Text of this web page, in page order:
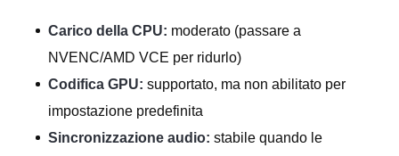
Carico della CPU: moderato (passare a
NVENC/AMD VCE per ridurlo)
Codifica GPU: supportato, ma non abilitato per
impostazione predefinita
Sincronizzazione audio: stabile quando le